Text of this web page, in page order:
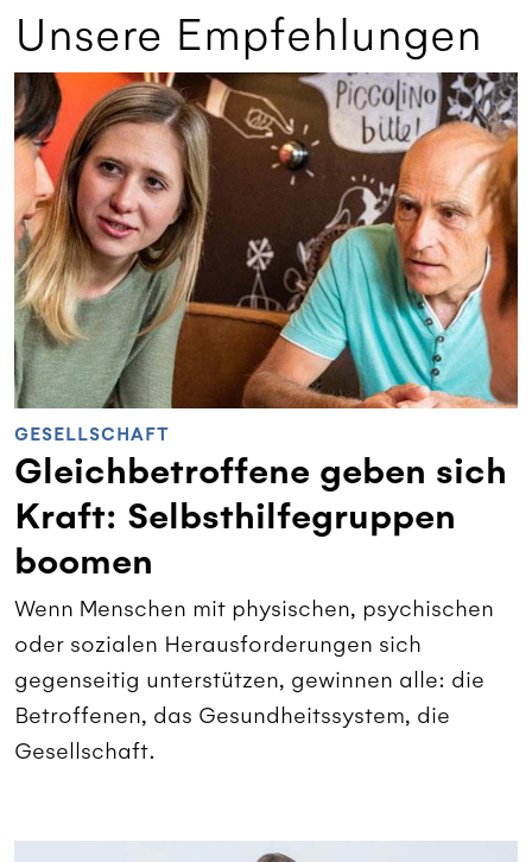
Unsere Empfehlungen
GESELLSCHAFT
Gleichbetroffene geben sich
Kraft: Selbsthilfegruppen
boomen
Wenn Menschen mit physischen, psychischen
oder sozialen Herausforderungen sich
gegenseitig unterstützen, gewinnen alle: die
Betroffenen, das Gesundheitssystem, die
Gesellschaft.